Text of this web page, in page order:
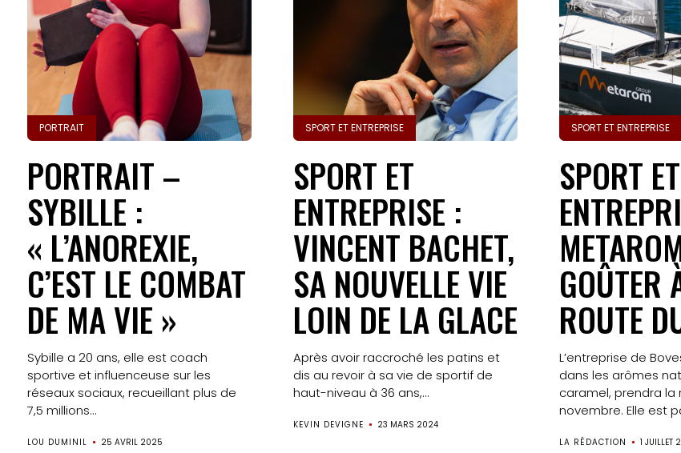
Accueil
Gazette
PORTRAIT
PORTRAIT –
SYBILLE :
« L’ANOREXIE,
C’EST LE COMBAT
DE MA VIE »
Sybille a 20 ans, elle est coach
sportive et influenceuse sur les
réseaux sociaux, recueillant plus de
7,5 millions...
LOU DUMINIL 25 AVRIL 2025
SPORT ET ENTREPRISE
SPORT ET
ENTREPRISE :
VINCENT BACHET,
SA NOUVELLE VIE
LOIN DE LA GLACE
Après avoir raccroché les patins et
dis au revoir à sa vie de sportif de
haut-niveau à 36 ans,...
KEVIN DEVIGNE 23 MARS 2024
SPORT ET ENTREPRISE
SPORT ET
GOÛTER
ROUTE
L’entreprise de
dans les arômes
caramel, prendra la
novembre. Elle est
LA RÉDACTION 1 JUILLET